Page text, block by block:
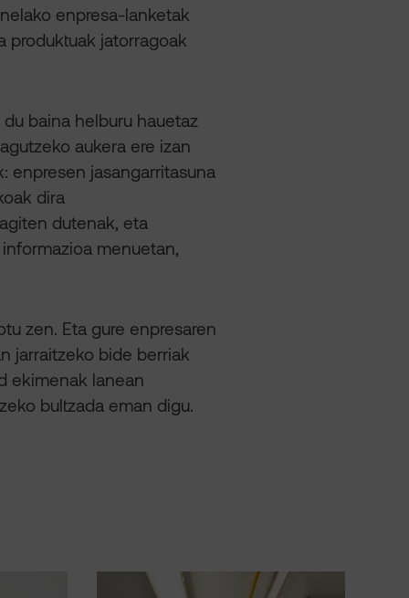
enpresa-lanketak
produktuak jatorragoak
baina helburu hauetaz
aukera ere izan
enpresen jasangarritasuna
dira
dutenak, eta
menuetan,
zen. Eta gure enpresaren
jarraitzeko bide berriak
ekimenak lanean
bultzada eman digu.